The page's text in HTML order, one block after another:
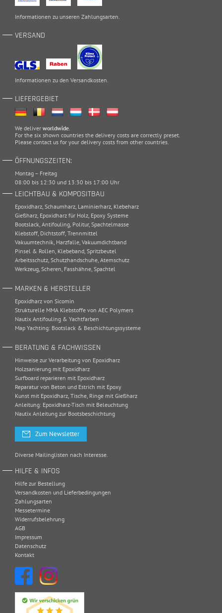
Informationen zu unseren Zahlungsarten.
VERSAND
Informationen zu den Versandkosten.
LIEFERGEBIET
We deliver worldwide.
For the six shown countries the delivery costs are correctly preset.
Please contact us for your delivery costs from other countries.
ÖFFNUNGSZEITEN:
Montag – Freitag
08:00 bis 12:30 und 13:30 bis 17:00 Uhr
LEICHTBAU & KOMPOSITBAU
Epoxidharz, Schaumharz, Laminierharz, Klebeharz
Gießharz, Epoxidharz für Holz, Epoxy Systeme
Bootslack, Antifouling, Politur, Spachtelmasse
Klebstoff, Dichtstoff, Trennmittel
Vakuumtechnik, Harzfalle, Vakuumdichtband
Pinsel & Rollen, Klebeband, Spritzbeutel
Arbeitsschutz, Schutzhandschuhe, Atemschutz
Werkzeug, Scheren, Fasshähne, Spachtel
MARKEN & HERSTELLER
Epoxidharz von Sicomin
Strukturelle MMA Klebstoffe von AEC Polymers
Nautix Antifouling & Yachtfarben
Map Yachting: Bootslack & Beschichtungssysteme
BERATUNG & FACHWISSEN
Hinweise zur Verarbeitung von Epoxidharz
Holzsanierung mit Epoxidharz
Surfboard reparieren mit Epoxidharz
Reparatur von Beton und Estrich mit Epoxy
Kunst mit Epoxidharz, Tische, Ringe mit Gießharz
Anleitung: Epoxidharz-Tisch mit Beleuchtung
Nautix Anleitung zur Bootsbeschichtung
Zum Newsletter
Diverse Mailinglisten nach Interesse.
HILFE & INFOS
Hilfe zur Bestellung
Versandkosten und Lieferbedingungen
Zahlungsarten
Messetermine
Widerrufsbelehrung
AGB
Impressum
Datenschutz
Kontakt